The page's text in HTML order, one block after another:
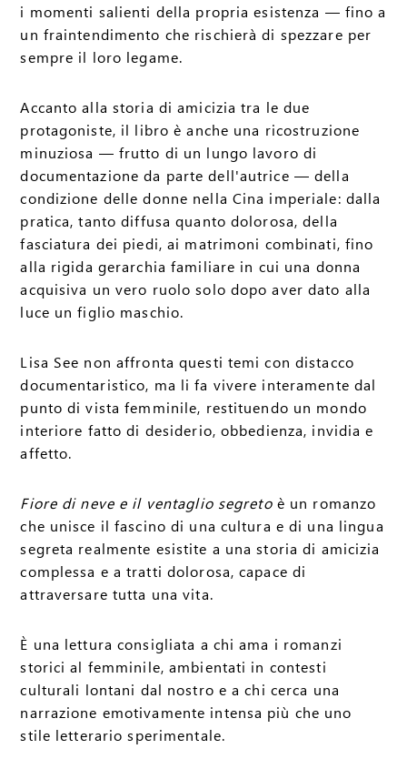
i momenti salienti della propria esistenza — fino a
un fraintendimento che rischierà di spezzare per
sempre il loro legame.
Accanto alla storia di amicizia tra le due
protagoniste, il libro è anche una ricostruzione
minuziosa — frutto di un lungo lavoro di
documentazione da parte dell'autrice — della
condizione delle donne nella Cina imperiale: dalla
pratica, tanto diffusa quanto dolorosa, della
fasciatura dei piedi, ai matrimoni combinati, fino
alla rigida gerarchia familiare in cui una donna
acquisiva un vero ruolo solo dopo aver dato alla
luce un figlio maschio.
Lisa See non affronta questi temi con distacco
documentaristico, ma li fa vivere interamente dal
punto di vista femminile, restituendo un mondo
interiore fatto di desiderio, obbedienza, invidia e
affetto.
Fiore di neve e il ventaglio segretoè un romanzo
che unisce il fascino di una cultura e di una lingua
segreta realmente esistite a una storia di amicizia
complessa e a tratti dolorosa, capace di
attraversare tutta una vita.
È una lettura consigliata a chi ama i romanzi
storici al femminile, ambientati in contesti
culturali lontani dal nostro e a chi cerca una
narrazione emotivamente intensa più che uno
stile letterario sperimentale.